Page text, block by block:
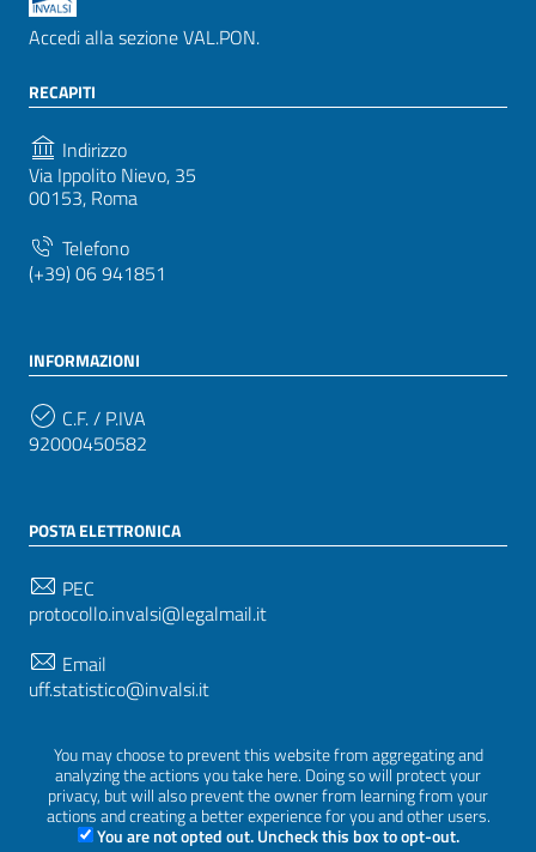
You may choose to prevent this website from aggregating and
analyzing the actions you take here. Doing so will protect your
privacy, but will also prevent the owner from learning from your
actions and creating a better experience for you and other users.
You are not opted out. Uncheck this box to opt-out.
Accedi alla sezione VAL.PON.
RECAPITI
Indirizzo
Via Ippolito Nievo, 35
00153, Roma
Telefono
(+39) 06 941851
INFORMAZIONI
C.F. / P.IVA
92000450582
POSTA ELETTRONICA
PEC
protocollo.invalsi@legalmail.it
Email
uff.statistico@invalsi.it
restituzione.dati@invalsi.it